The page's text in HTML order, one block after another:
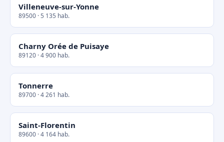
Villeneuve-sur-Yonne
89500 · 5 135 hab.
Charny Orée de Puisaye
89120 · 4 900 hab.
Tonnerre
89700 · 4 261 hab.
Saint-Florentin
89600 · 4 164 hab.